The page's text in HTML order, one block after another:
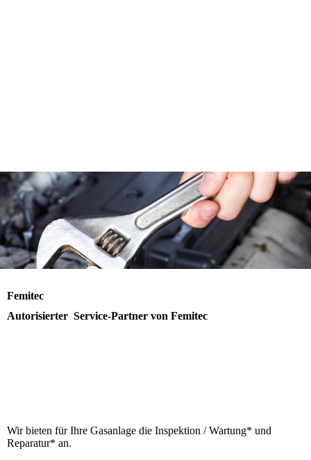
Femitec
Autorisierter Service-Partner von Femitec
Wir bieten für Ihre Gasanlage die Inspektion / Wartung* und
Reparatur* an.